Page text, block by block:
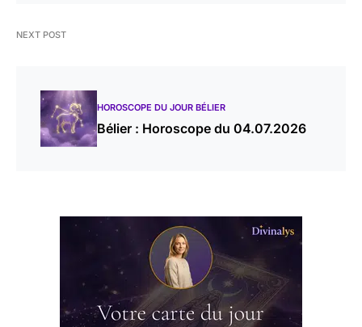
NEXT POST
HOROSCOPE DU JOUR BÉLIER
Bélier : Horoscope du 04.07.2026